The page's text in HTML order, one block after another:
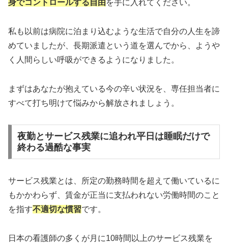
身でコントロールする自由を手に入れてください。
私も以前は病院に泊まり込むような生活で自分の人生を諦
めていましたが、長期派遣という道を選んでから、ようや
く人間らしい呼吸ができるようになりました。
まずはあなたが抱えている今の辛い状況を、専任担当者に
すべて打ち明けて悩みから解放されましょう。
夜勤とサービス残業に追われ平日は睡眠だけで
終わる過酷な事実
サービス残業とは、所定の勤務時間を超えて働いているに
もかかわらず、賃金が正当に支払われない労働時間のこと
を指す不適切な慣習です。
日本の看護師の多くが月に10時間以上のサービス残業を